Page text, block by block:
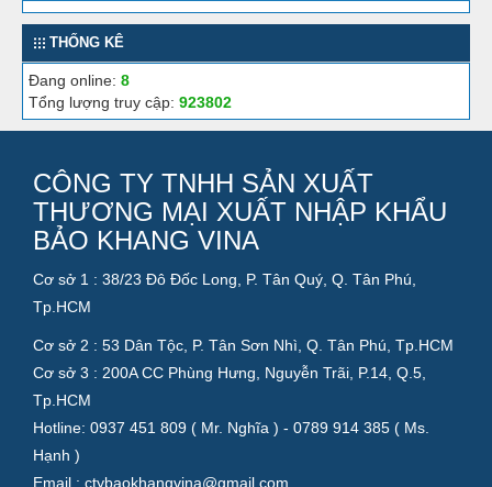
THỐNG KÊ
Đang online: 8
Tổng lượng truy cập: 923802
CÔNG TY TNHH SẢN XUẤT
THƯƠNG MẠI XUẤT NHẬP KHẨU
BẢO KHANG VINA
Cơ sở 1 : 38/23 Đô Đốc Long, P. Tân Quý, Q. Tân Phú,
Tp.HCM
Cơ sở 2 : 53 Dân Tộc, P. Tân Sơn Nhì, Q. Tân Phú, Tp.HCM
Cơ sở 3 : 200A CC Phùng Hưng, Nguyễn Trãi, P.14, Q.5,
Tp.HCM
Hotline: 0937 451 809 ( Mr. Nghĩa ) - 0789 914 385 ( Ms.
Hạnh )
Email : ctybaokhangvina@gmail.com